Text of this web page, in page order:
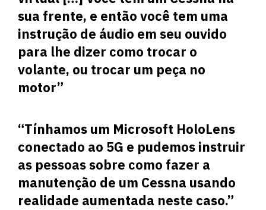
sua frente, e então você tem uma
instrução de áudio em seu ouvido
para lhe dizer como trocar o
volante, ou trocar um peça no
motor”
“Tínhamos um Microsoft HoloLens
conectado ao 5G e pudemos instruir
as pessoas sobre como fazer a
manutenção de um Cessna usando
realidade aumentada neste caso.”